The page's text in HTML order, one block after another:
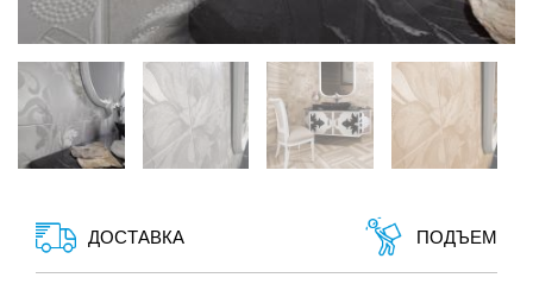
ДОСТАВКА ПОДЪЕМ